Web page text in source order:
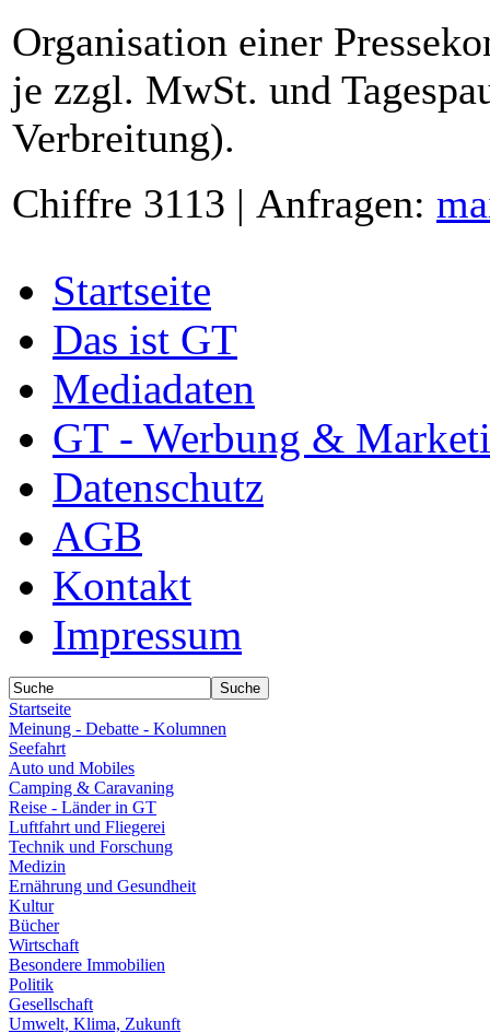
Organisation einer
je zzgl. MwSt. und
Verbreitung).
Chiffre 3113 | Anfragen:
Startseite
Das ist GT
Mediadaten
GT - Werbung &
Datenschutz
AGB
Kontakt
Impressum
Startseite
Meinung - Debatte - Kolumnen
Seefahrt
Auto und Mobiles
Camping & Caravaning
Reise - Länder in GT
Luftfahrt und Fliegerei
Technik und Forschung
Medizin
Ernährung und Gesundheit
Kultur
Bücher
Wirtschaft
Besondere Immobilien
Politik
Gesellschaft
Umwelt, Klima, Zukunft